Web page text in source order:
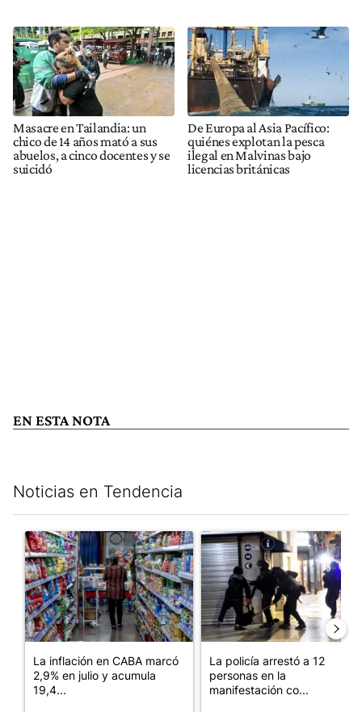
Masacre en Tailandia: un
chico de 14 años mató a sus
abuelos, a cinco docentes y se
suicidó
De Europa al Asia Pacífico:
quiénes explotan la pesca
ilegal en Malvinas bajo
licencias británicas
EN ESTA NOTA
Noticias en Tendencia
Un artículo de tendencia con el título "La inflación en CABA
La inflación en CABA marcó
2,9% en julio y acumula
19,4...
Un artículo de tendencia con
La policía arrestó a 12
personas en la
manifestación co...